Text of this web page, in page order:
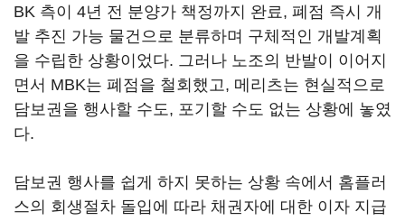
BK 측이 4년 전 분양가 책정까지 완료, 폐점 즉시 개
발 추진 가능 물건으로 분류하며 구체적인 개발계획
을 수립한 상황이었다. 그러나 노조의 반발이 이어지
면서 MBK는 폐점을 철회했고, 메리츠는 현실적으로
담보권을 행사할 수도, 포기할 수도 없는 상황에 놓였
다.
담보권 행사를 쉽게 하지 못하는 상황 속에서 홈플러
스의 회생절차 돌입에 따라 채권자에 대한 이자 지급